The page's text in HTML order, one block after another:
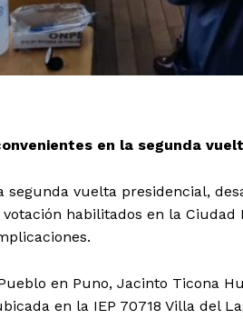
en la segunda
segunda vuelta presidencial,
habilitados en la
en Puno, Jacinto Ticona
en la IEP 70718 Villa del